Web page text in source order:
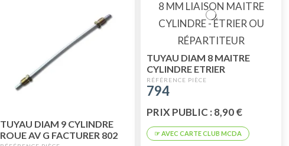
TUYAU DIAM 9 CYLINDRE
ROUE AV G FACTURER 802
TUYAU DIAM 8 MAITRE
CYLINDRE ETRIER
794
PRIX PUBLIC : 8,90 €